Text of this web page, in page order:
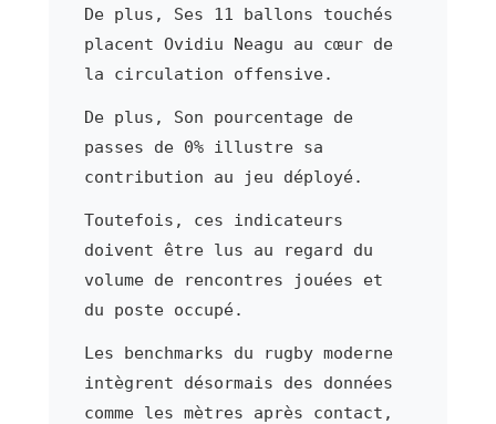
De plus, Ses 11 ballons touchés
placent Ovidiu Neagu au cœur de
la circulation offensive.
De plus, Son pourcentage de
passes de 0% illustre sa
contribution au jeu déployé.
Toutefois, ces indicateurs
doivent être lus au regard du
volume de rencontres jouées et
du poste occupé.
Les benchmarks du rugby moderne
intègrent désormais des données
comme les mètres après contact,